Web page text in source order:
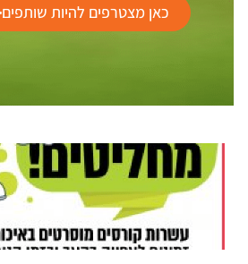
כאן מצטרפים להיות שותפים